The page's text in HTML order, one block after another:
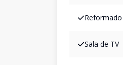
Reformado
Sala de TV